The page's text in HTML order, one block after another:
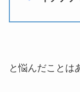
と悩んだことは